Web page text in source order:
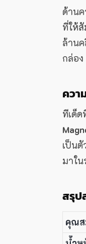
ด้านค
ที่ให้
ล้าน
กล่อง
ควา
ทีเด็
เป็น
มาใ
สรุป
คุณ